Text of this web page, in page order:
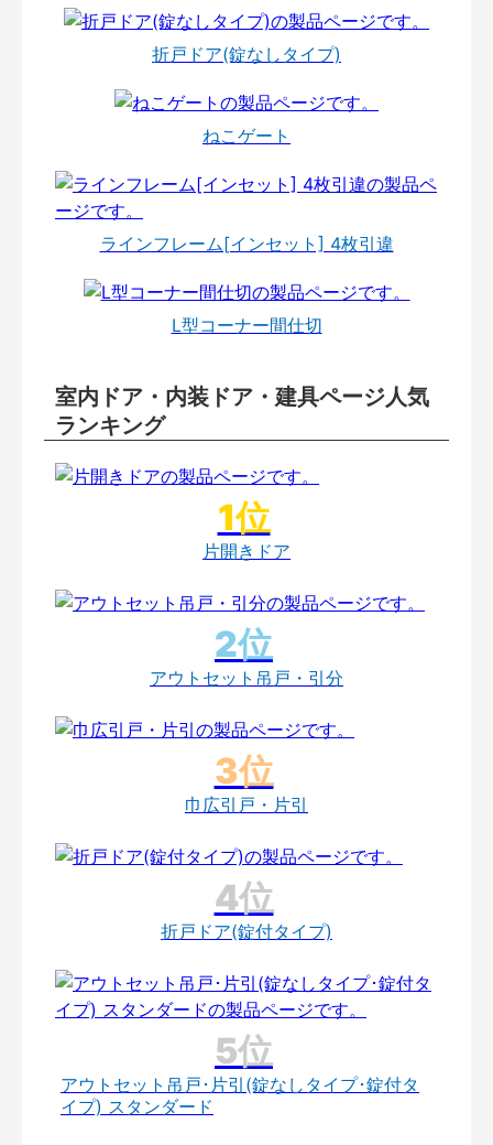
折戸ドア(錠なしタイプ)
ねこゲート
ラインフレーム[インセット] 4枚引違
L型コーナー間仕切
室内ドア・内装ドア・建具ページ人気
ランキング
片開きドア
アウトセット吊戸・引分
巾広引戸・片引
折戸ドア(錠付タイプ)
アウトセット吊戸･片引(錠なしタイプ･錠付タ
イプ) スタンダード